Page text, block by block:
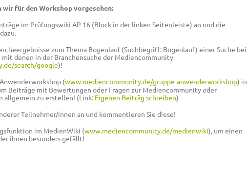
wir für den Workshop vorgesehen:
im Prüfungswiki AP 16 (Block in der linken Seitenleiste) an und die
zum Thema Bogenlauf (Suchbegriff: Bogenlauf) einer Suche bei
mit denen in der Branchensuche der Mediencommunity
search/google)!
(www.mediencommunity.de/gruppe-anwenderworkshop) in
Beiträge mit Bewertungen oder Fragen zur Mediencommunity oder
allgemein zu erstellen! (Link: Eigenen Beiträg schreiben)
Teilnehmer/innen an und kommentieren Sie diese!
im MedienWiki (www.mediencommunity.de/medienwiki), um einen
ihnen besonders gefällt!